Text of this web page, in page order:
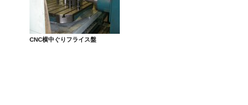
CNC横中ぐりフライス盤